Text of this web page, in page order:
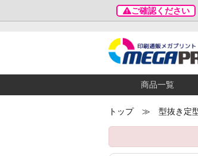
ご確認ください
商品一覧
トップ≫ 型抜き定型